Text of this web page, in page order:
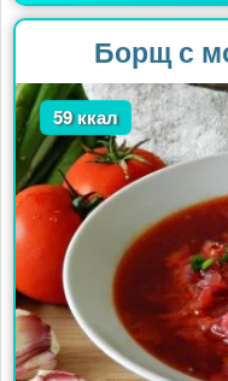
Борщ с
59 ккал